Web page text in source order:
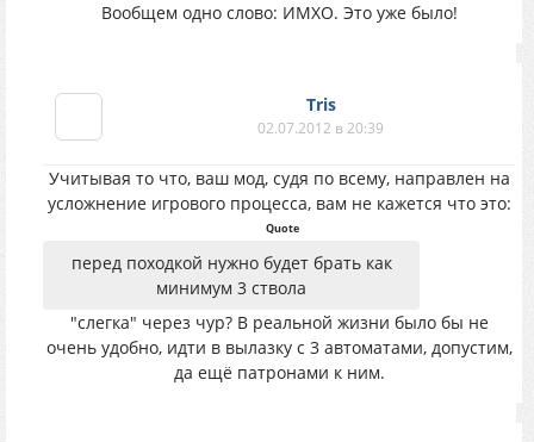
Вообщем одно слово: ИМХО. Это уже было!
Tris
02.07.2012 в 20:39
Учитывая то что, ваш мод, судя по всему, направлен на
усложнение игрового процесса, вам не кажется что это:
Quote
перед походкой нужно будет брать как
минимум 3 ствола
"слегка" через чур? В реальной жизни было бы не
очень удобно, идти в вылазку с 3 автоматами, допустим,
да ещё патронами к ним.